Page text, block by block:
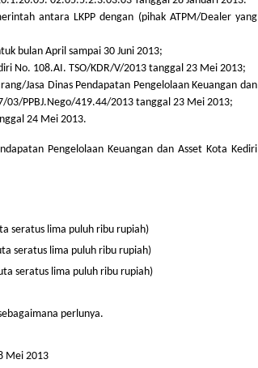
antara LKPP dengan (pihak ATPM/Dealer yang
bulan April sampai 30 Juni 2013;
No. 108.AI. TSO/KDR/V/2013 tanggal 23 Mei 2013;
Jasa Dinas Pendapatan Pengelolaan Keuangan dan
03/PPBJ.Nego/419.44/2013 tanggal 23 Mei 2013;
24 Mei 2013.
Pengelolaan Keuangan dan Asset Kota Kediri
lima puluh ribu rupiah)
seratus lima puluh ribu rupiah)
lima puluh ribu rupiah)
perlunya.
Mei 2013